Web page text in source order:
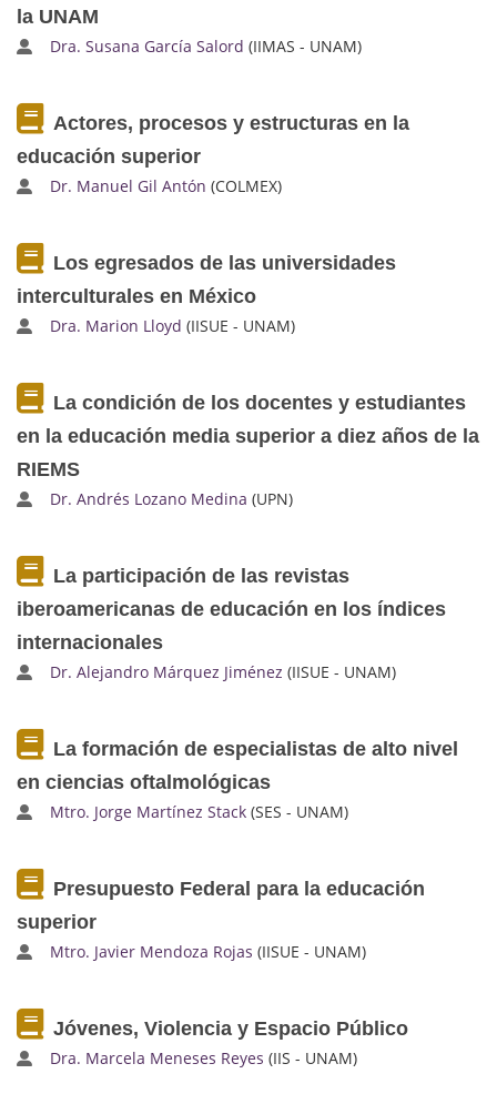
la UNAM
Dra. Susana García Salord (IIMAS - UNAM)
Actores, procesos y estructuras en la
educación superior
Dr. Manuel Gil Antón (COLMEX)
Los egresados de las universidades
interculturales en México
Dra. Marion Lloyd (IISUE - UNAM)
La condición de los docentes y estudiantes
en la educación media superior a diez años de la
RIEMS
Dr. Andrés Lozano Medina (UPN)
La participación de las revistas
iberoamericanas de educación en los índices
internacionales
Dr. Alejandro Márquez Jiménez (IISUE - UNAM)
La formación de especialistas de alto nivel
en ciencias oftalmológicas
Mtro. Jorge Martínez Stack (SES - UNAM)
Presupuesto Federal para la educación
superior
Mtro. Javier Mendoza Rojas (IISUE - UNAM)
Jóvenes, Violencia y Espacio Público
Dra. Marcela Meneses Reyes (IIS - UNAM)